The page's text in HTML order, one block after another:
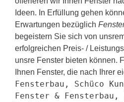
Ideen. In Erfüllung gehen
Erwartungen bezüglich
begeistern Sie sich von
erfolgreichen Preis- /
unsre Fenster bieten können.
Ihnen Fenster, die nach Ihrer
Fensterbau, Schüco
Fenster & Fensterbau,